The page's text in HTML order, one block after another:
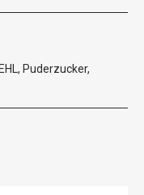
Puderzucker,